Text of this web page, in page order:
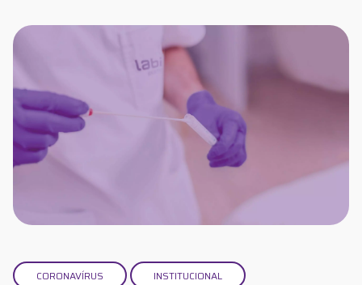
CORONAVÍRUS INSTITUCIONAL